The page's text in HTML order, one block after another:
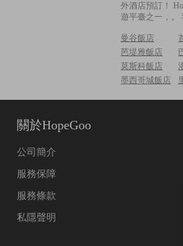
外酒店預訂！
遊平臺之一，。
曼谷飯店
芭堤雅飯店
莫斯科飯店
墨西哥城飯店
關於HopeGoo
公司簡介
服務保障
服務條款
私隱聲明